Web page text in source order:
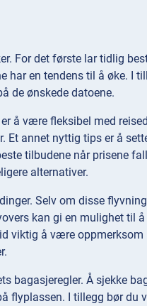
For det første lar tidlig
har en tendens til å øke. I
de ønskede datoene.
å være fleksibel med
Et annet nyttig tips er å
tilbudene når prisene
alternativer.
Selv om disse
kan gi en mulighet til
viktig å være
bagasjeregler. Å sjekke
flyplassen. I tillegg bør du